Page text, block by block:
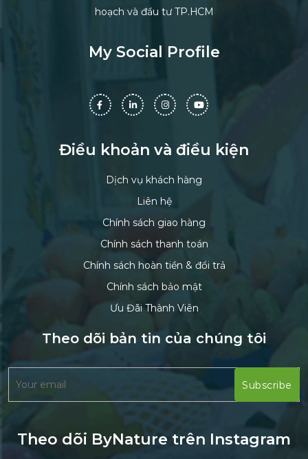
hoạch và đầu tư TP.HCM
My Social Profile
Điều khoản và điều kiện
Dịch vụ khách hàng
Liên hệ
Chính sách giao hàng
Chính sách thanh toán
Chính sách hoàn tiền & đổi trả
Chính sách bảo mật
Ưu Đãi Thành Viên
Theo dõi bản tin của chúng tôi
Theo dõi ByNature trên Instagram